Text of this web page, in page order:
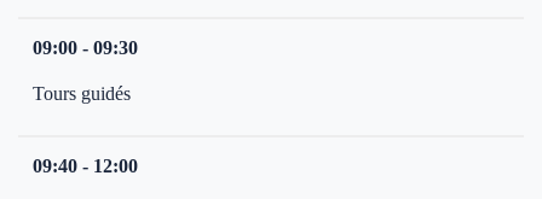
09:00 - 09:30
Tours guidés
09:40 - 12:00